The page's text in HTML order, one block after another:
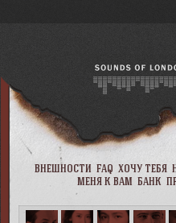
внешности faq хочу тебя
меня к вам банк